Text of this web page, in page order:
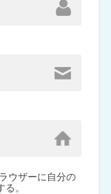
ウザーに自分の
。